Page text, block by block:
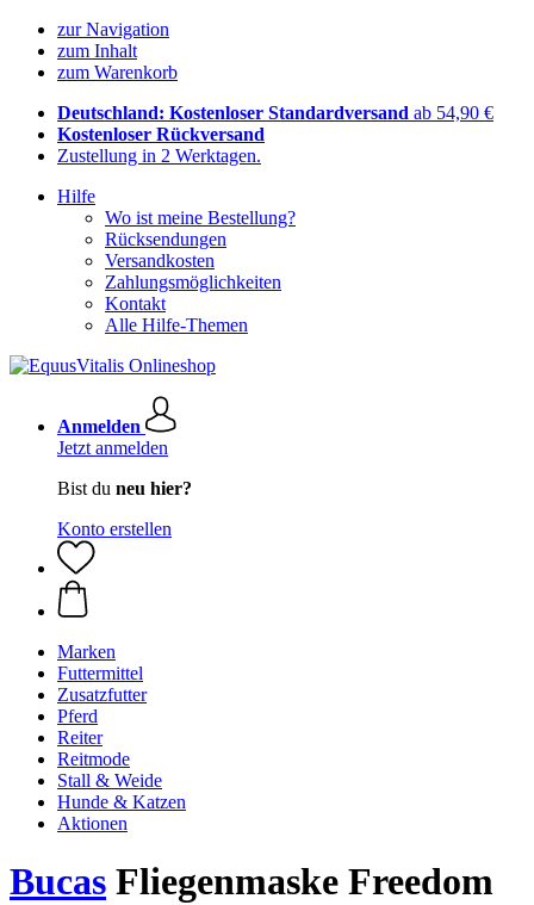
zur Navigation
zum Inhalt
zum Warenkorb
Deutschland: Kostenloser Standardversand ab 54,90 €
Kostenloser Rückversand
Zustellung in 2 Werktagen.
Hilfe
Wo ist meine Bestellung?
Rücksendungen
Versandkosten
Zahlungsmöglichkeiten
Kontakt
Alle Hilfe-Themen
Anmelden
Jetzt anmelden
Bist du neu hier?
Konto erstellen
Marken
Futtermittel
Zusatzfutter
Pferd
Reiter
Reitmode
Stall & Weide
Hunde & Katzen
Aktionen
Bucas Fliegenmaske Freedom